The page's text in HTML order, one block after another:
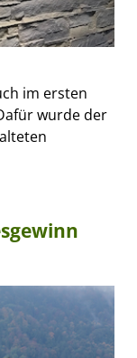
im ersten
wurde der